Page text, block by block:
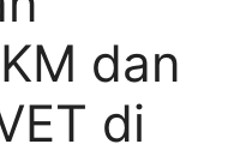
dan
di